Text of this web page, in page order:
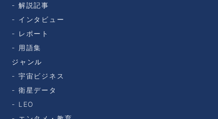
解説記事
インタビュー
レポート
用語集
ジャンル
宇宙ビジネス
衛星データ
LEO